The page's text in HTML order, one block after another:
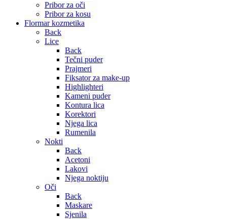
Pribor za oči
Pribor za kosu
Flormar kozmetika
Back
Lice
Back
Tečni puder
Prajmeri
Fiksator za make-up
Highlighteri
Kameni puder
Kontura lica
Korektori
Njega lica
Rumenila
Nokti
Back
Acetoni
Lakovi
Njega noktiju
Oči
Back
Maskare
Sjenila